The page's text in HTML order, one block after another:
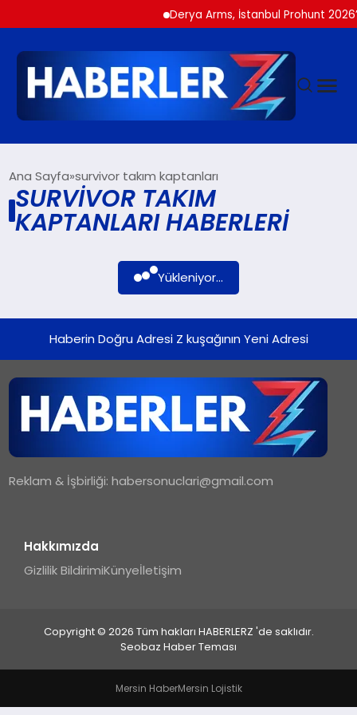
Derya Arms, İstanbul Prohunt
SIYASET
SPOR
TEKNOLOJI
Ana Sayfa survivor takım kaptanları
SURVIVOR TAKIM
KAPTANLARI HABERLERI
Yükleniyor...
Haberin Doğru Adresi Z kuşağının Yeni Adresi
Reklam & İşbirliği:habersonuclari@gmail.com
Hakkımızda
Gizlilik BildirimiKünyeİletişim
Copyright © 2026 Tüm hakları HABERLERZ 'de saklıdır.
Seobaz Haber Teması
Mersin HaberMersin Lojistik